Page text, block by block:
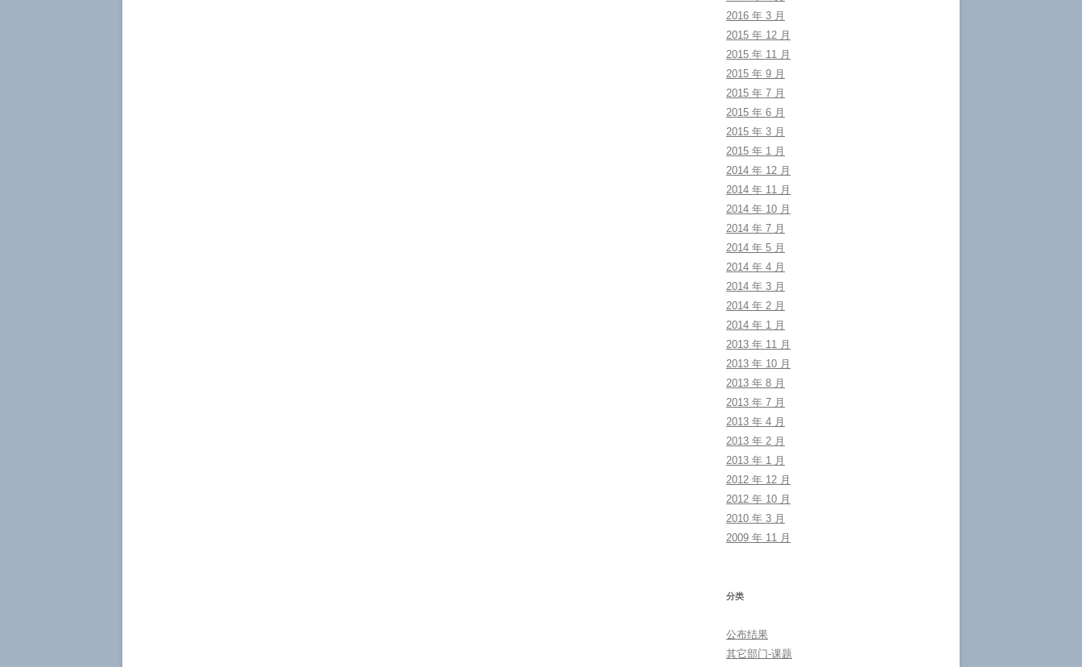
2016 年 3 月
2015 年 12 月
2015 年 11 月
2015 年 9 月
2015 年 7 月
2015 年 6 月
2015 年 3 月
2015 年 1 月
2014 年 12 月
2014 年 11 月
2014 年 10 月
2014 年 7 月
2014 年 5 月
2014 年 4 月
2014 年 3 月
2014 年 2 月
2014 年 1 月
2013 年 11 月
2013 年 10 月
2013 年 8 月
2013 年 7 月
2013 年 4 月
2013 年 2 月
2013 年 1 月
2012 年 12 月
2012 年 10 月
2010 年 3 月
2009 年 11 月
分类
公布结果
其它部门-课题